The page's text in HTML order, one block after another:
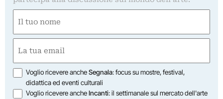
(Obbligatorio)
(Obbligatorio)
Opzioni
Voglio ricevere ancheSegnala: focus su mostre, festival,
didattica ed eventi culturali
Voglio ricevere ancheIncanti: il settimanale sul mercato dell'arte